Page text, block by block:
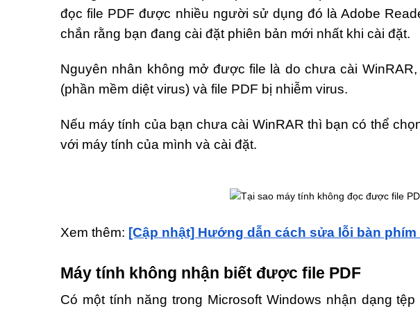
đọc file PDF được nhiều người sử dụng đó là Adobe
chắn rằng bạn đang cài đặt phiên bản mới nhất khi cài đặt.
Nguyên nhân không mở được file là do chưa cài
(phần mềm diệt virus) và file PDF bị nhiễm virus.
Nếu máy tính của bạn chưa cài WinRAR thì bạn có thể
với máy tính của mình và cài đặt.
Xem thêm: [Cập nhật] Hướng dẫn cách sửa lỗi bàn phím
Máy tính không nhận biết được file PDF
Có một tính năng trong Microsoft Windows nhận dạng